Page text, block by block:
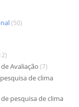
(50)
Avaliação (7)
de clima
pesquisa de clima